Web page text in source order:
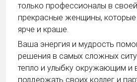
только профессионалы в
прекрасные женщины,
ярче и краше.
Ваша энергия и мудрость
решения в самых сложных
тепло и улыбку окружающим и
поддержать своих коллег и